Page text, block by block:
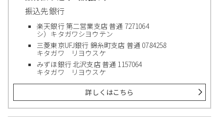
振込先銀行
楽天銀行 第二営業支店 普通 7271064
シ）キタガワシヨウテン
三菱東京UFJ銀行 錦糸町支店 普通 0784258
キタガワ リヨウスケ
みずほ銀行 北沢支店 普通 1157064
キタガワ リヨウスケ
詳しくはこちら